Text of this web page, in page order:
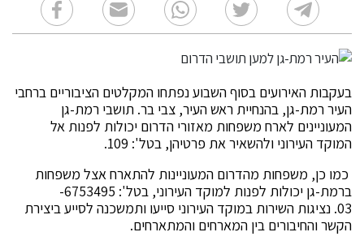
בעקבות האירועים בסוף השבוע נפתחו המקלטים הציבוריים ברחבי
העיר רמת-גן, בהנחיית ראש העיר, צבי בר. תושבי רמת-גן
המעוניינים לארח משפחות מאזורי הדרום יכולות לפנות אל
המוקד העירוני ולהשאיר את פרטיהן, בטל': 109.
כמו כן, משפחות מהדרום המעוניינות להתארח אצל משפחות
ברמת-גן יכולות לפנות למוקד העירוני, בטל': 6753495-
03. נציגות השירות במוקד העירוני סייעו ותמשכנה לסייע ביצירת
הקשר והחיבורים בין המארחים והמתארחים.